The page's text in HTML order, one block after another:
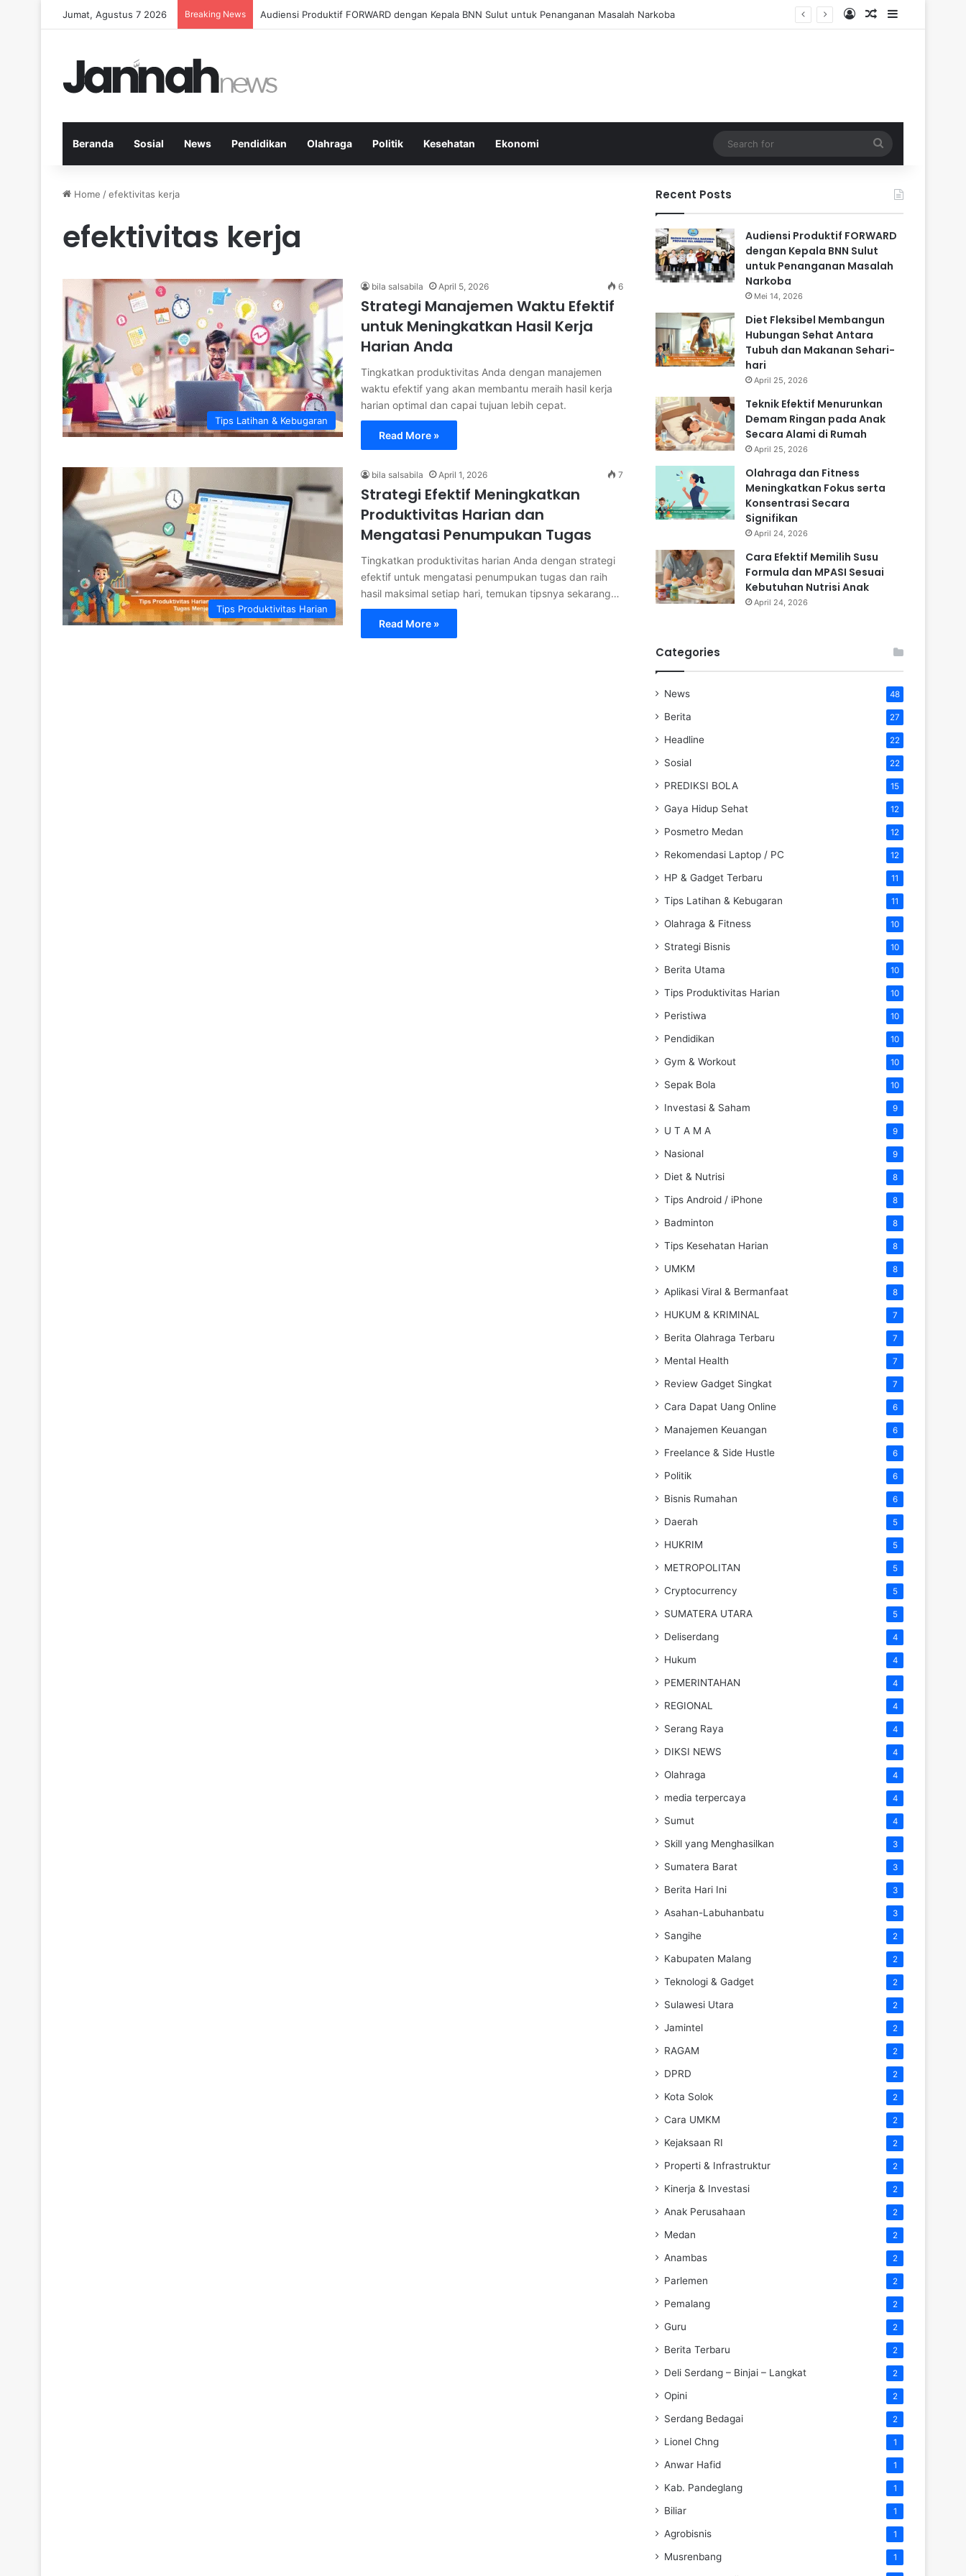
Jumat, Agustus 7 2026 Breaking News Diet Fleksibel Membangun Hubungan Sehat Antara Tubuh dan Makanan Sehari-hari Log InRandom Article
Sidebar
Beranda Sosial News Pendidikan Olahraga Politik Kesehatan Ekonomi
for
Home /efektivitas kerja
efektivitas kerja
Tips Latihan & Kebugaran
bila salsabila April 5, 2026 6
Strategi Manajemen Waktu Efektif
untuk Meningkatkan Hasil Kerja
Harian Anda
Tingkatkan produktivitas Anda dengan manajemen
waktu efektif yang akan membantu meraih hasil kerja
harian optimal dan capai tujuan lebih cepat.
Read More »
Tips Produktivitas Harian
bila salsabila April 1, 2026 7
Strategi Efektif Meningkatkan
Produktivitas Harian dan
Mengatasi Penumpukan Tugas
Tingkatkan produktivitas harian Anda dengan strategi
efektif untuk mengatasi penumpukan tugas dan raih
hasil maksimal setiap hari, temukan tipsnya sekarang…
Read More »
Recent Posts
Audiensi Produktif FORWARD
dengan Kepala BNN Sulut
untuk Penanganan Masalah
Narkoba
Mei 14, 2026
Diet Fleksibel Membangun
Hubungan Sehat Antara
Tubuh dan Makanan Sehari-
hari
April 25, 2026
Teknik Efektif Menurunkan
Demam Ringan pada Anak
Secara Alami di Rumah
April 25, 2026
Olahraga dan Fitness
Meningkatkan Fokus serta
Konsentrasi Secara
Signifikan
April 24, 2026
Cara Efektif Memilih Susu
Formula dan MPASI Sesuai
Kebutuhan Nutrisi Anak
April 24, 2026
Categories
News 48
Berita 27
Headline 22
Sosial 22
PREDIKSI BOLA 15
Gaya Hidup Sehat 12
Posmetro Medan 12
Rekomendasi Laptop / PC 12
HP & Gadget Terbaru 11
Tips Latihan & Kebugaran 11
Olahraga & Fitness 10
Strategi Bisnis 10
Berita Utama 10
Tips Produktivitas Harian 10
Peristiwa 10
Pendidikan 10
Gym & Workout 10
Sepak Bola 10
Investasi & Saham 9
U T A M A 9
Nasional 9
Diet & Nutrisi 8
Tips Android / iPhone 8
Badminton 8
Tips Kesehatan Harian 8
UMKM 8
Aplikasi Viral & Bermanfaat 8
HUKUM & KRIMINAL 7
Berita Olahraga Terbaru 7
Mental Health 7
Review Gadget Singkat 7
Cara Dapat Uang Online 6
Manajemen Keuangan 6
Freelance & Side Hustle 6
Politik 6
Bisnis Rumahan 6
Daerah 5
HUKRIM 5
METROPOLITAN 5
Cryptocurrency 5
SUMATERA UTARA 5
Deliserdang 4
Hukum 4
PEMERINTAHAN 4
REGIONAL 4
Serang Raya 4
DIKSI NEWS 4
Olahraga 4
media terpercaya 4
Sumut 4
Skill yang Menghasilkan 3
Sumatera Barat 3
Berita Hari Ini 3
Asahan-Labuhanbatu 3
Sangihe 2
Kabupaten Malang 2
Teknologi & Gadget 2
Sulawesi Utara 2
Jamintel 2
RAGAM 2
DPRD 2
Kota Solok 2
Cara UMKM 2
Kejaksaan RI 2
Properti & Infrastruktur 2
Kinerja & Investasi 2
Anak Perusahaan 2
Medan 2
Anambas 2
Parlemen 2
Pemalang 2
Guru 2
Berita Terbaru 2
Deli Serdang – Binjai – Langkat 2
Opini 2
Serdang Bedagai 2
Lionel Chng 1
Anwar Hafid 1
Kab. Pandeglang 1
Biliar 1
Agrobisnis 1
Musrenbang 1